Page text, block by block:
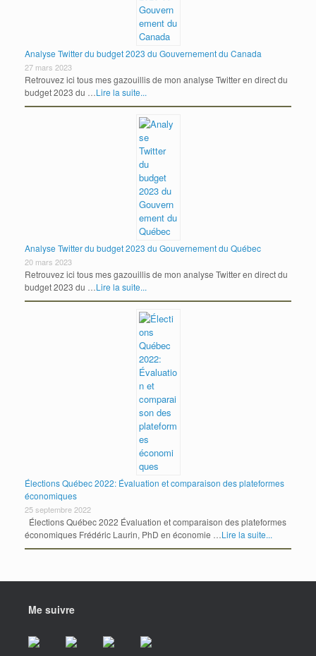
Analyse Twitter du budget 2023 du Gouvernement du Canada
27 mars 2023
Retrouvez ici tous mes gazouillis de mon analyse Twitter en direct du
budget 2023 du …Lire la suite...
Analyse Twitter du budget 2023 du Gouvernement du Québec
20 mars 2023
Retrouvez ici tous mes gazouillis de mon analyse Twitter en direct du
budget 2023 du …Lire la suite...
Élections Québec 2022: Évaluation et comparaison des plateformes
économiques
25 septembre 2022
Élections Québec 2022 Évaluation et comparaison des plateformes
économiques Frédéric Laurin, PhD en économie …Lire la suite...
Me suivre